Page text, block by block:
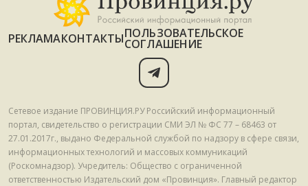
РЕКЛАМАКОНТАКТЫПОЛЬЗОВАТЕЛЬСКОЕ
СОГЛАШЕНИЕ
Сетевое издание ПРОВИНЦИЯ.РУ Российский информационный
портал, свидетельство о регистрации СМИ ЭЛ № ФС 77 – 68463 от
27.01.2017г., выдано Федеральной службой по надзору в сфере связи,
информационных технологий и массовых коммуникаций
(Роскомнадзор). Учредитель: Общество с ограниченной
ответственностью Издательский дом «Провинция». Главный редактор